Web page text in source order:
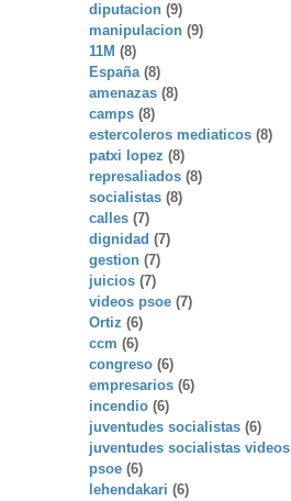
diputacion (9)
manipulacion (9)
11M (8)
España (8)
amenazas (8)
camps (8)
estercoleros mediaticos (8)
patxi lopez (8)
represaliados (8)
socialistas (8)
calles (7)
dignidad (7)
gestion (7)
juicios (7)
videos psoe (7)
Ortiz (6)
ccm (6)
congreso (6)
empresarios (6)
incendio (6)
juventudes socialistas (6)
juventudes socialistas videos
psoe (6)
lehendakari (6)